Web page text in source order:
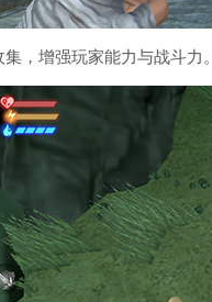
，增强玩家能力与战斗力。